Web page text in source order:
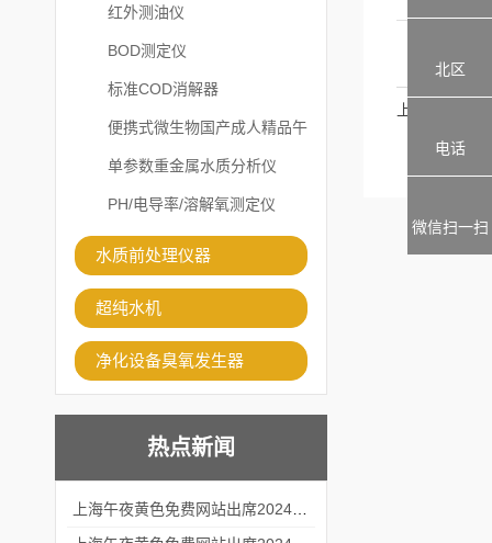
红外测油仪
BOD测定仪
标准COD消解器
便携式微生物国产成人精品午
夜福利APP
单参数重金属水质分析仪
PH/电导率/溶解氧测定仪
水质前处理仪器
超纯水机
净化设备臭氧发生器
热点新闻
上一篇
北区
电话
微信扫一扫